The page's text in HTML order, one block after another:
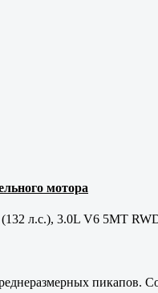
мотора
л.с.), 3.0L V6 5MT
пикапов.